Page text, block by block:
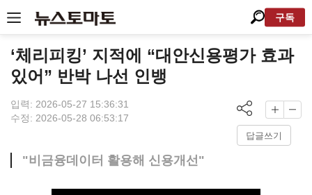
구독
‘체리피킹’ 지적에 “대안신용평가 효과
있어” 반박 나선 인뱅
입력: 2026-05-27 15:36:31
수정: 2026-05-28 06:53:17
답글쓰기
"비금융데이터 활용해 신용개선"